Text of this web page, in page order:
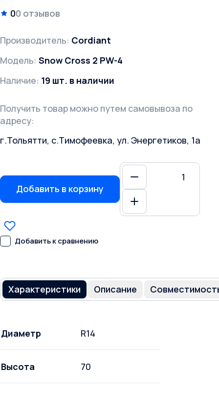
00 отзывов
Производитель: Cordiant
Модель: Snow Cross 2 PW-4
Наличие: 19 шт. в наличии
Получить товар можно путем самовывоза по
адресу:
г.Тольятти, с.Тимофеевка, ул. Энергетиков, 1а
Добавить в корзину
Добавить к сравнению
Характеристики Описание
Диаметр R14
Высота 70